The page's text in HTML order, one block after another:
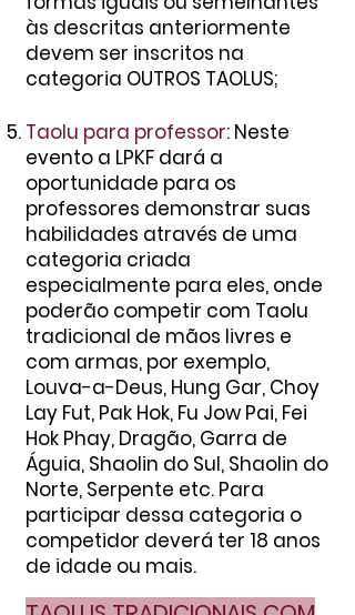
às descritas anteriormente
devem ser inscritos na
categoria OUTROS TAOLUS;
Taolu para professor: Neste
evento a LPKF dará a
oportunidade para os
professores demonstrar suas
habilidades através de uma
categoria criada
especialmente para eles, onde
poderão competir com Taolu
tradicional de mãos livres e
com armas, por exemplo,
Louva-a-Deus, Hung Gar, Choy
Lay Fut, Pak Hok, Fu Jow Pai, Fei
Hok Phay, Dragão, Garra de
Águia, Shaolin do Sul, Shaolin do
Norte, Serpente etc. Para
participar dessa categoria o
competidor deverá ter 18 anos
de idade ou mais.